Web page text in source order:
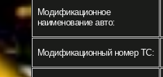
Модификационное
наименование авто:
Модификационный номер ТС: